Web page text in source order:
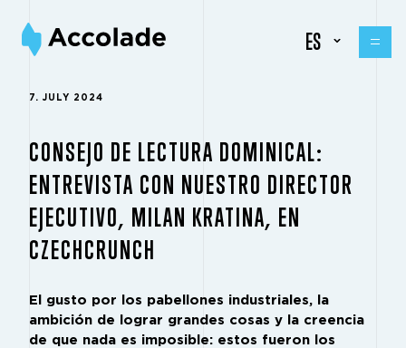
ES
7. JULY 2024
CONSEJO DE LECTURA DOMINICAL:
ENTREVISTA CON NUESTRO DIRECTOR
EJECUTIVO, MILAN KRATINA, EN
CZECHCRUNCH
El gusto por los pabellones industriales, la
ambición de lograr grandes cosas y la creencia
de que nada es imposible: estos fueron los